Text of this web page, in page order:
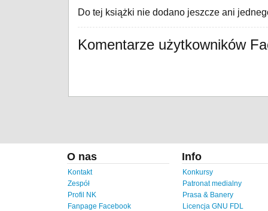
Do tej książki nie dodano jeszcze ani
Komentarze użytkowników
O nas
Kontakt
Zespół
Profil NK
Fanpage Facebook
Info
Konkursy
Patronat medialny
Prasa & Banery
Licencja GNU FDL